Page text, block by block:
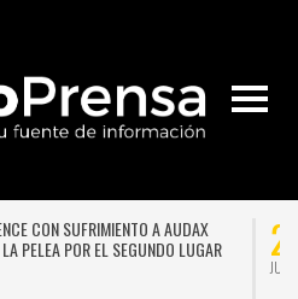
CON SUFRIMIENTO A AUDAX
PELEA POR EL SEGUNDO LUGAR
JUL